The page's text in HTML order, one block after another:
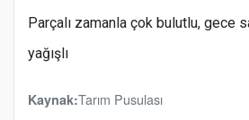
Parçalı zamanla çok bulutlu, gece
yağışlı
Kaynak:Tarım Pusulası